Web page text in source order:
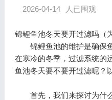
2026-04-14 人已围观
锦鲤鱼池冬天要开过滤吗（
锦鲤鱼池的维护是确保
在寒冷的冬季，过滤系统的
鱼池冬天要不要开过滤呢？
首先，我们来探讨为什